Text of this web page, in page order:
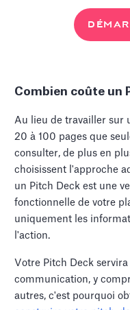
Combien coûte un
Au lieu de travailler sur
20 à 100 pages que
consulter, de plus en
choisissent l'approche
un Pitch Deck est une
fonctionnelle de votre
uniquement les
l'action.
Votre Pitch Deck
communication, y
autres, c'est pourquoi